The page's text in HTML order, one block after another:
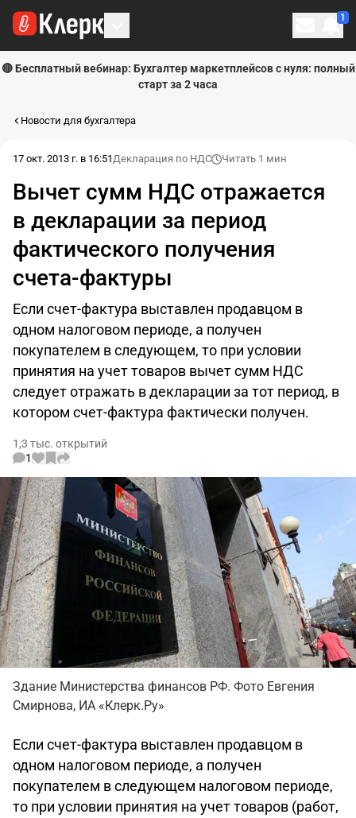
1
🔴 Бесплатный вебинар: Бухгалтер маркетплейсов с нуля: полный
старт за 2 часа
Новости для бухгалтера
17 окт. 2013 г. в 16:51Декларация по НДС Читать 1 мин
Вычет сумм НДС отражается
в декларации за период
фактического получения
счета-фактуры
Если счет-фактура выставлен продавцом в
одном налоговом периоде, а получен
покупателем в следующем, то при условии
принятия на учет товаров вычет сумм НДС
следует отражать в декларации за тот период, в
котором счет-фактура фактически получен.
1,3 тыс. открытий
1
Здание Министерства финансов РФ. Фото Евгения
Смирнова, ИА «Клерк.Ру»
Если счет-фактура выставлен продавцом в
одном налоговом периоде, а получен
покупателем в следующем налоговом периоде,
то при условии принятия на учет товаров (работ,